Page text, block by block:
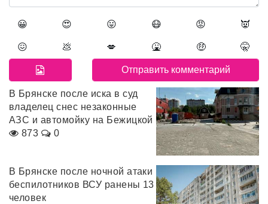
😀 😍 😛 😷 😡 👿
😖 💩 💋 🤮 🤑 🤫
В Брянске после иска в суд
владелец снес незаконные
АЗС и автомойку на Бежицкой
873
0
В Брянске после ночной атаки
беспилотников ВСУ ранены 13
человек